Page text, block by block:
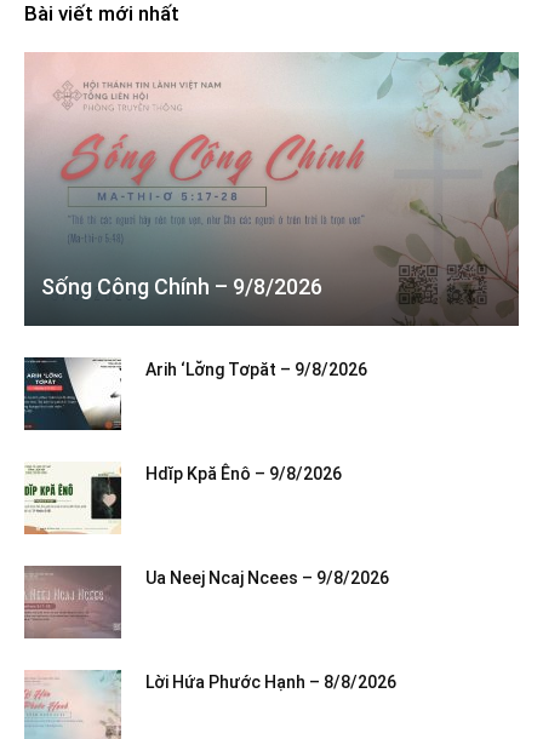
Bài viết mới nhất
Sống Công Chính – 9/8/2026
Arih ‘Lơ̆ng Tơpăt – 9/8/2026
Hdĭp Kpă Ênô – 9/8/2026
Ua Neej Ncaj Ncees – 9/8/2026
Lời Hứa Phước Hạnh – 8/8/2026